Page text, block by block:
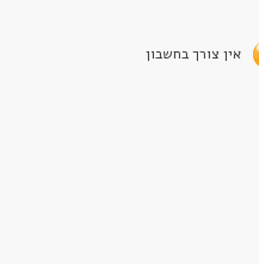
אין צורך בחשבון